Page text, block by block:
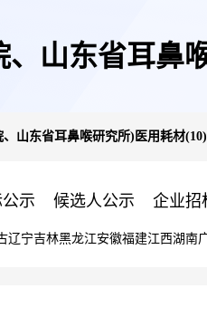
山东省耳鼻
山东省耳鼻喉研究所)医用耗材
示 候选人公示 企业招
辽宁吉林黑龙江安徽福建江西湖南